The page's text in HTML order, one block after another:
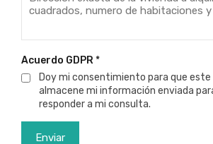
Acuerdo GDPR*
Doy mi consentimiento para que
almacene mi información enviada
responder a mi consulta.